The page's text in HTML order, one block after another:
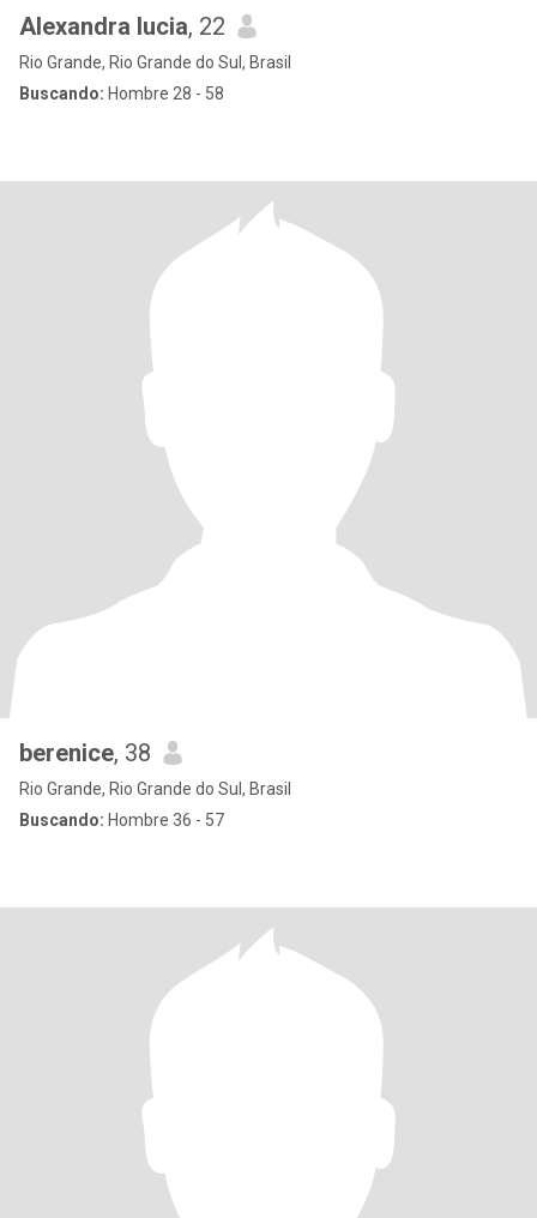
Alexandra lucia, 22
Rio Grande, Rio Grande do Sul, Brasil
Buscando: Hombre 28 - 58
berenice, 38
Rio Grande, Rio Grande do Sul, Brasil
Buscando: Hombre 36 - 57